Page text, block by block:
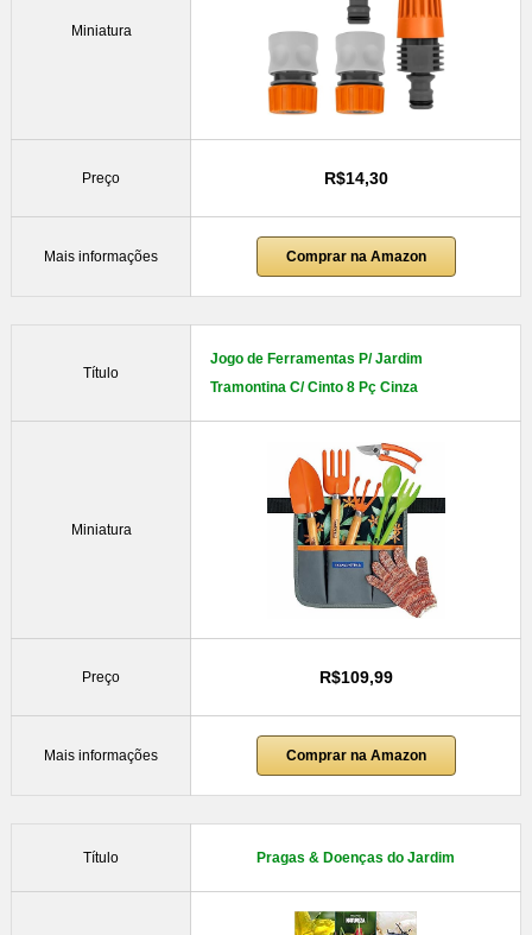
Miniatura
Preço R$14,30
Mais informações Comprar na Amazon
Título
Jogo de Ferramentas P/ Jardim
Tramontina C/ Cinto 8 Pç Cinza
Miniatura
Preço R$109,99
Mais informações Comprar na Amazon
Título Pragas & Doenças do Jardim